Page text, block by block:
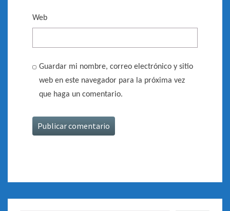
Web
Guardar mi nombre, correo electrónico y sitio
web en este navegador para la próxima vez
que haga un comentario.